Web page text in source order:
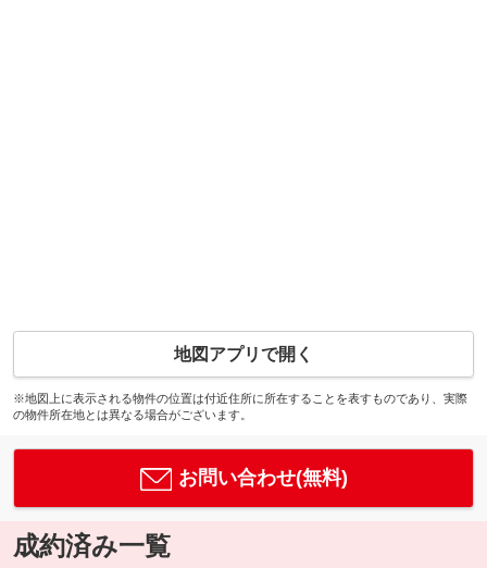
地図アプリで開く
※地図上に表示される物件の位置は付近住所に所在することを表すものであり、実際
の物件所在地とは異なる場合がございます。
お問い合わせ(無料)
成約済み一覧